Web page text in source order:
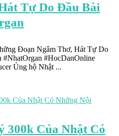
Tự Do Đầu Bài
Đoạn Ngâm Thơ, Hát Tự Do
#NhatOrgan #HocDanOnline
Ủng hộ Nhật ...
300k Của Nhật Có